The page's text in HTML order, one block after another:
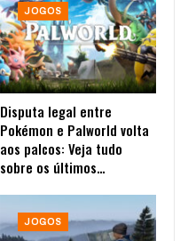
JOGOS
Disputa legal entre
Pokémon e Palworld volta
aos palcos: Veja tudo
sobre os últimos…
JOGOS